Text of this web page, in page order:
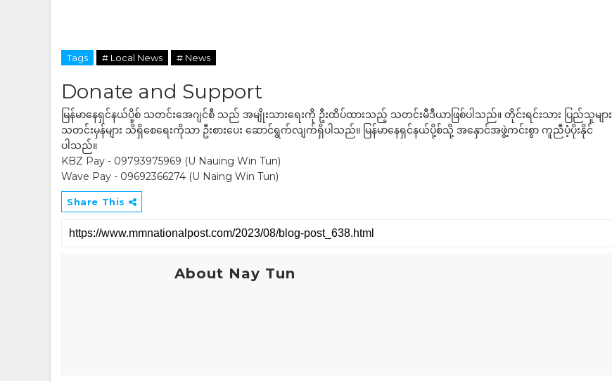
Tags # Local News # News
Donate and Support
မြန်မာနေရှင်နယ်ပို့စ် သတင်းအေဂျင်စီ သည် အမျိုးသားရေးကို ဦးထိပ်ထားသည့် သတင်းမီဒီယာဖြစ်ပါသည်။ တိုင်းရင်းသား ပြည်သူများ
သတင်းမှန်များ သိရှိစေရေးကိုသာ ဦးစားပေး ဆောင်ရွက်လျက်ရှိပါသည်။ မြန်မာနေရှင်နယ်ပို့စ်သို့ အနှောင်အဖွဲ့ကင်းစွာ ကူညီပံ့ပိုးနိုင်
ပါသည်။
KBZ Pay - 09793975969 (U Nauing Win Tun)
Wave Pay - 09692366274 (U Naing Win Tun)
Share This
About Nay Tun